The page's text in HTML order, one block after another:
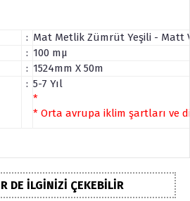
: Mat Metlik Zümrüt Yeşili - Matt
: 100 mµ
: 1524mm X 50m
: 5-7 Yıl
*
* Orta avrupa iklim şartları ve
DE İLGINIZI ÇEKEBILIR